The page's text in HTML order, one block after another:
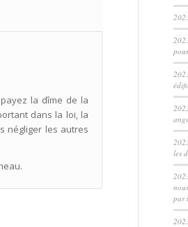
la dîme de la
dans la loi, la
négliger les autres
les
par